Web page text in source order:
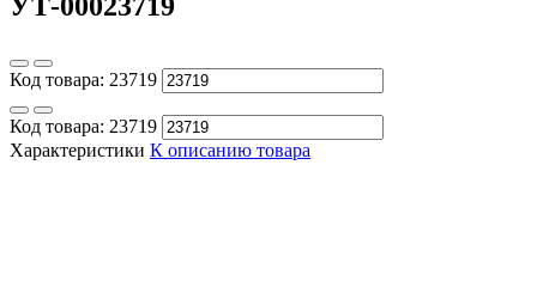
Код товара: 23719
Код товара: 23719
Характеристики К описанию товара